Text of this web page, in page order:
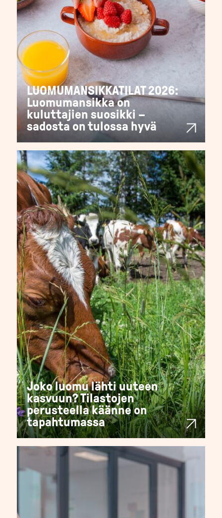
LUOMUMANSIKKATILAT 2026:
Luomumansikka on
kuluttajien suosikki –
sadosta on tulossa hyvä
Joko luomu lähti uuteen
kasvuun? Tilastojen
perusteella käänne on
tapahtumassa